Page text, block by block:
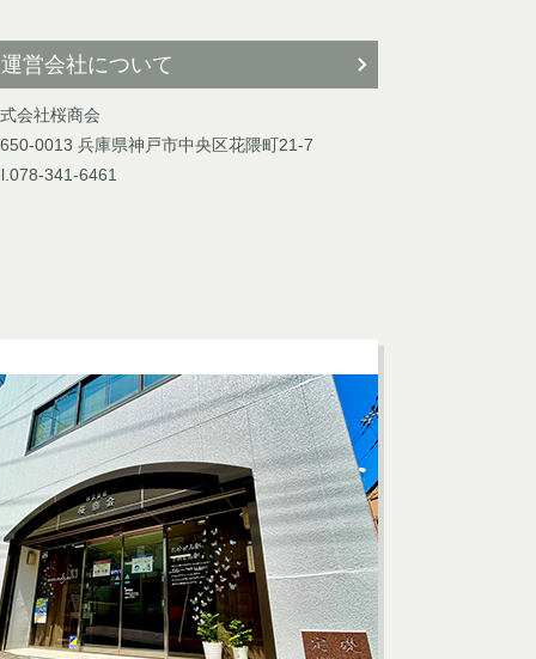
運営会社について
会社桜商会
0013 兵庫県神戸市中央区花隈町21-7
341-6461